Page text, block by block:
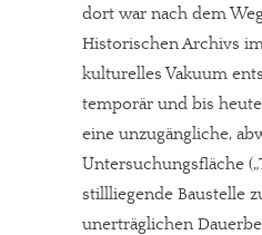
dort war nach dem
Historischen Archivs
kulturelles Vakuum
temporär und bis
eine unzugängliche,
Untersuchungsfläche
stillliegende Baustelle
unerträglichen